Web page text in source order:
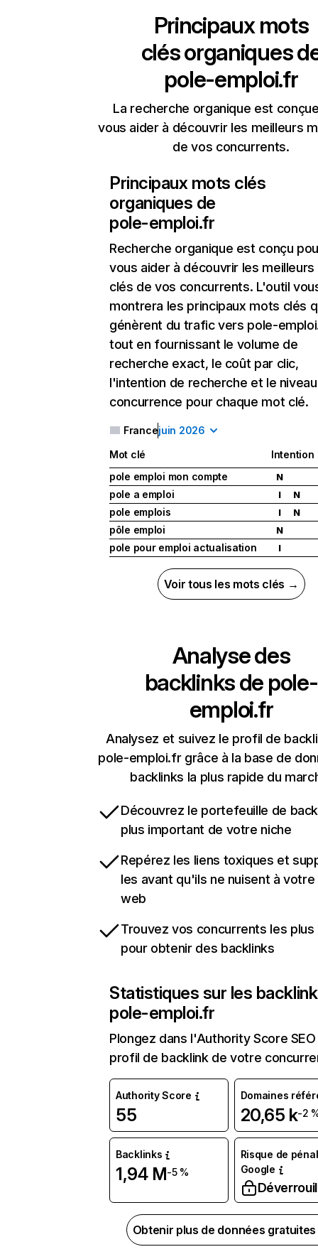
Principaux mots
clés organiques
pole-emploi.fr
La recherche organique est
vous aider à découvrir les meilleurs
de vos concurrents.
Principaux mots clés
organiques de
pole-emploi.fr
Recherche organique est conçu
vous aider à découvrir les
clés de vos concurrents. L'outil
montrera les principaux mots clés
génèrent du trafic vers pole-
tout en fournissant le volume de
recherche exact, le coût par clic,
l'intention de recherche et le
concurrence pour chaque mot clé.
Francejuin 2026
Mot clé
Intention
pole emploi mon compte
N
pole a emploi I N
pole emplois I N
pôle emploi N
pole pour emploi actualisation I
Voir tous les mots clés →
Analyse des
backlinks de pole-
emploi.fr
Analysez et suivez le profil de
pole-emploi.fr grâce à la base de
backlinks la plus rapide du
Découvrez le portefeuille de
plus important de votre niche
Repérez les liens toxiques et
les avant qu'ils ne nuisent à
web
Trouvez vos concurrents les
pour obtenir des backlinks
Statistiques sur les
pole-emploi.fr
Plongez dans l'Authority Score
profil de backlink de votre
Authority Score
55
Domaines
20,65 k-2
Backlinks
1,94 M-5 %
Risque de
Google
Obtenir plus de données